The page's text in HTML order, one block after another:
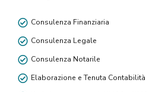
Consulenza Finanziaria
Consulenza Legale
Consulenza Notarile
Elaborazione e Tenuta Contabilità